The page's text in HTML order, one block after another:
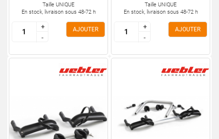
Taille UNIQUE
En stock, livraison sous 48-72 h
+
-
+
-
AJOUTER
Taille UNIQUE
En stock, livraison sous 48-72 h
+
-
+
-
AJOUTER